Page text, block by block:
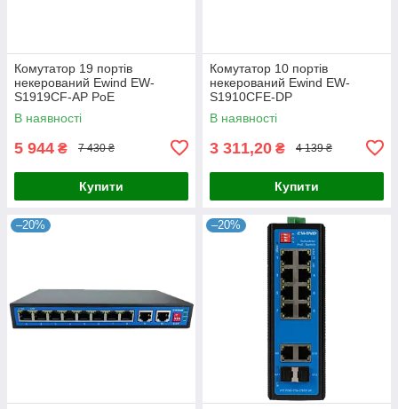
Комутатор 19 портів
некерований Ewind EW-
S1919CF-AP PoE
В наявності
5 944 ₴ 7 430 ₴
Купити
Комутатор 10 портів
некерований Ewind EW-
S1910CFE-DP
В наявності
3 311,20 ₴ 4 139 ₴
Купити
–20% –20%